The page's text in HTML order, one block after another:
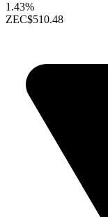
1.43%
ZEC$510.48